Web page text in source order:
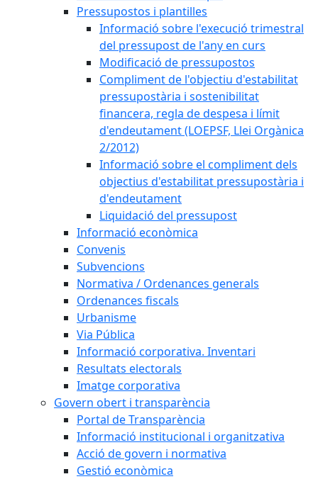
Pressupostos i plantilles
Informació sobre l'execució trimestral
del pressupost de l'any en curs
Modificació de pressupostos
Compliment de l'objectiu d'estabilitat
pressupostària i sostenibilitat
financera, regla de despesa i límit
d'endeutament (LOEPSF, Llei Orgànica
2/2012)
Informació sobre el compliment dels
objectius d'estabilitat pressupostària i
d'endeutament
Liquidació del pressupost
Informació econòmica
Convenis
Subvencions
Normativa / Ordenances generals
Ordenances fiscals
Urbanisme
Via Pública
Informació corporativa. Inventari
Resultats electorals
Imatge corporativa
Govern obert i transparència
Portal de Transparència
Informació institucional i organitzativa
Acció de govern i normativa
Gestió econòmica